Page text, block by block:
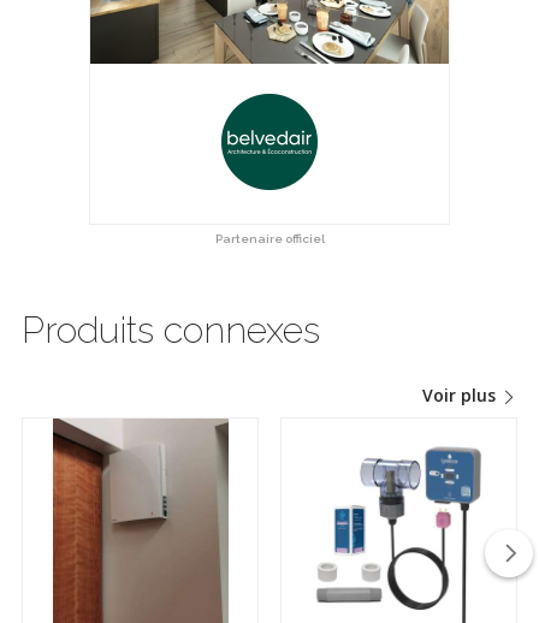
Partenaire officiel
Produits connexes
Voir plus